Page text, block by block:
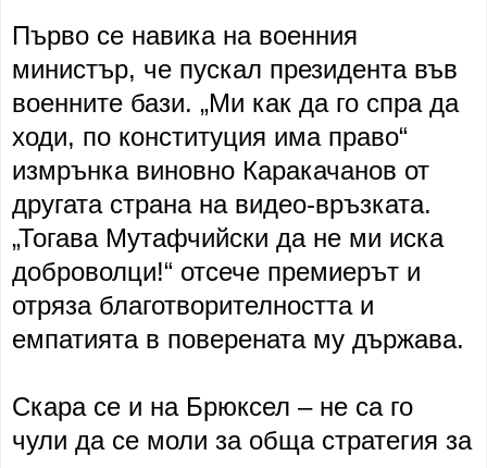
Първо се навика на военния
министър, че пускал президента във
военните бази. „Ми как да го спра да
ходи, по конституция има право“
измрънка виновно Каракачанов от
другата страна на видео-връзката.
„Тогава Мутафчийски да не ми иска
доброволци!“ отсече премиерът и
отряза благотворителността и
емпатията в поверената му държава.
Скара се и на Брюксел – не са го
чули да се моли за обща стратегия за